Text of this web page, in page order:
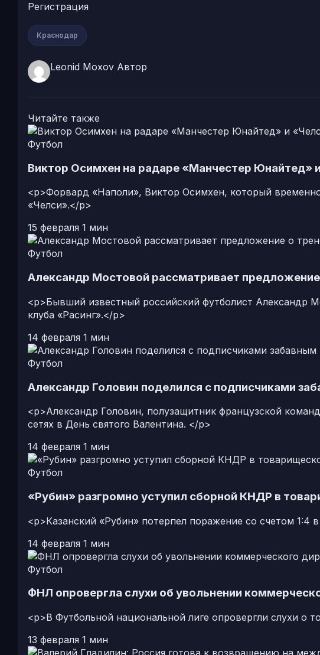
Регистрация
Краснодар
Leonid Moxov Автор
Читайте также
Футбол
Виктор Осимхен на радаре «Манчестер Юнайтед»
<p>Форвард «Наполи», Виктор Осимхен, который
«Челси».</p>
15 февраля 1 мин
Футбол
Александр Мостовой рассматривает
<p>Бывший известный российский футболист Александр
клуба «Расинг».</p>
14 февраля 1 мин
Футбол
Александр Головин поделился с подписчиками
<p>Александр Головин, полузащитник французской
сетях в День святого Валентина. </p>
14 февраля 1 мин
Футбол
«Рубин» разгромно уступил сборной КНДР в
<p>Казанский «Рубин» потерпел поражение со счетом
14 февраля 1 мин
Футбол
ФНЛ опровергла слухи об увольнении
<p>В Футбольной национальной лиге опровергли слухи о
13 февраля 1 мин